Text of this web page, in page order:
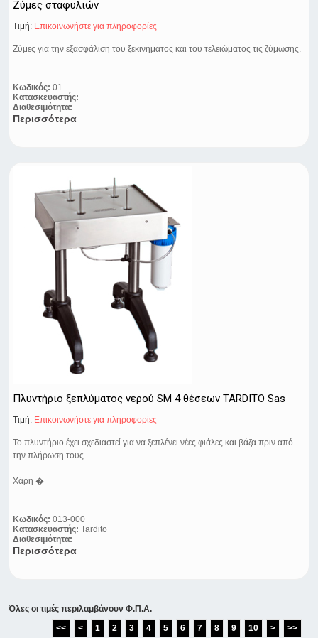
Ζύμες σταφυλιών
Τιμή: Eπικοινωνήστε για πληροφορίες
Ζύμες για την εξασφάλιση του ξεκινήματος και του τελειώματος τις ζύμωσης.
Κωδικός: 01
Κατασκευαστής:
Διαθεσιμότητα:
Περισσότερα
Πλυντήριο ξεπλύματος νερού SM 4 θέσεων TARDITO Sas
Τιμή: Eπικοινωνήστε για πληροφορίες
Το πλυντήριο έχει σχεδιαστεί για να ξεπλένει νέες φιάλες και βάζα πριν από
την πλήρωση τους.
Χάρη �
Κωδικός: 013-000
Κατασκευαστής: Tardito
Διαθεσιμότητα:
Περισσότερα
Όλες οι τιμές περιλαμβάνουν Φ.Π.Α.
<<
< 1 2 3 4 5 6 7 8 9 10 > >>